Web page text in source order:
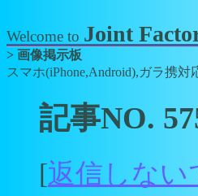
Welcome to Joint
> 画像掲示板
スマホ(iPhone,Android),ガラ携対
記事NO.
[返信しない